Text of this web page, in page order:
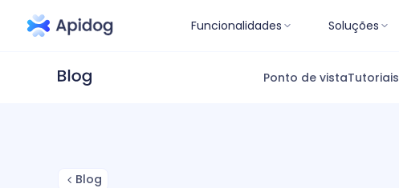
Funcionalidades Soluções
Ponto de vistaTutoriais
Blog